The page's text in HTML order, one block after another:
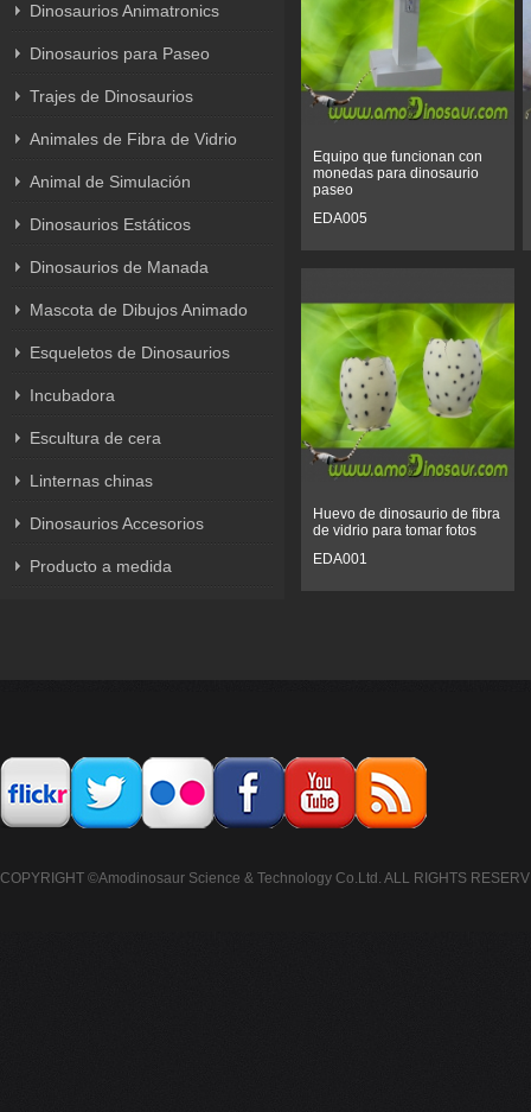
Dinosaurios Animatronics
Dinosaurios para Paseo
Trajes de Dinosaurios
Animales de Fibra de Vidrio
Animal de Simulación
Dinosaurios Estáticos
Dinosaurios de Manada
Mascota de Dibujos Animado
Esqueletos de Dinosaurios
Incubadora
Escultura de cera
Linternas chinas
Dinosaurios Accesorios
Producto a medida
Equipo que funcionan con
monedas para dinosaurio
paseo
EDA005
Huevo de dinosaurio de fibra
de vidrio para tomar fotos
EDA001
COPYRIGHT ©Amodinosaur Science & Technology Co.Ltd. ALL RIGHTS